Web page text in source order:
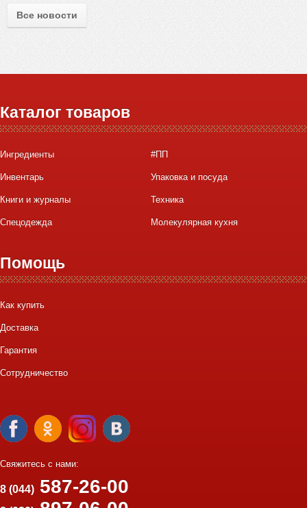
Все новости
Каталог товаров
Ингредиенты #ПП
Инвентарь Упаковка и посуда
Книги и журналы Техника
Спецодежда Молекулярная кухня
Помощь
Как купить
Доставка
Гарантия
Сотрудничество
Свяжитесь с нами:
8 (044) 587-26-00